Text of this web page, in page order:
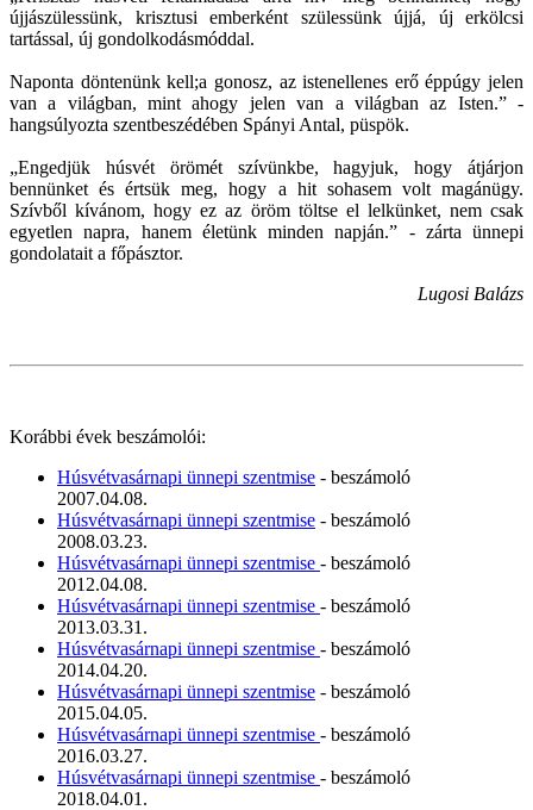
újjászülessünk, krisztusi emberként szülessünk újjá, új erkölcsi
tartással, új gondolkodásmóddal.
Naponta döntenünk kell;a gonosz, az istenellenes erő éppúgy jelen
van a világban, mint ahogy jelen van a világban az Isten.” -
hangsúlyozta szentbeszédében Spányi Antal, püspök.
„Engedjük húsvét örömét szívünkbe, hagyjuk, hogy átjárjon
bennünket és értsük meg, hogy a hit sohasem volt magánügy.
Szívből kívánom, hogy ez az öröm töltse el lelkünket, nem csak
egyetlen napra, hanem életünk minden napján.” - zárta ünnepi
gondolatait a főpásztor.
Lugosi Balázs
Korábbi évek beszámolói:
Húsvétvasárnapi ünnepi szentmise - beszámoló
2007.04.08.
Húsvétvasárnapi ünnepi szentmise - beszámoló
2008.03.23.
Húsvétvasárnapi ünnepi szentmise - beszámoló
2012.04.08.
Húsvétvasárnapi ünnepi szentmise - beszámoló
2013.03.31.
Húsvétvasárnapi ünnepi szentmise - beszámoló
2014.04.20.
Húsvétvasárnapi ünnepi szentmise - beszámoló
2015.04.05.
Húsvétvasárnapi ünnepi szentmise - beszámoló
2016.03.27.
Húsvétvasárnapi ünnepi szentmise - beszámoló
2018.04.01.